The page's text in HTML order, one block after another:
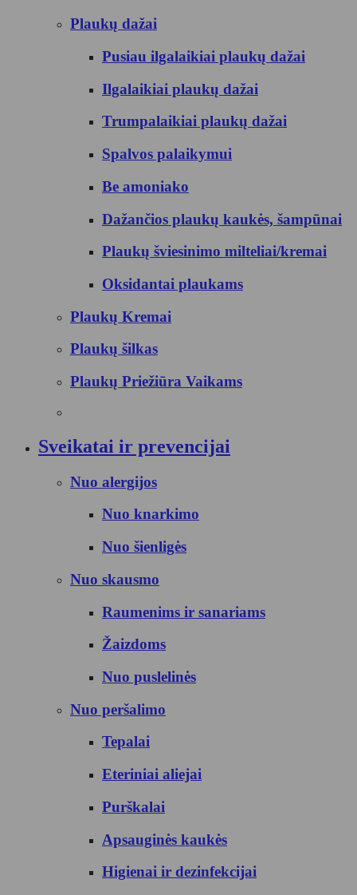
Plaukų dažai
Pusiau ilgalaikiai plaukų dažai
Ilgalaikiai plaukų dažai
Trumpalaikiai plaukų dažai
Spalvos palaikymui
Be amoniako
Dažančios plaukų kaukės, šampūnai
Plaukų šviesinimo milteliai/kremai
Oksidantai plaukams
Plaukų Kremai
Plaukų šilkas
Plaukų Priežiūra Vaikams
Sveikatai ir prevencijai
Nuo alergijos
Nuo knarkimo
Nuo šienligės
Nuo skausmo
Raumenims ir sanariams
Žaizdoms
Nuo puslelinės
Nuo peršalimo
Tepalai
Eteriniai aliejai
Purškalai
Apsauginės kaukės
Higienai ir dezinfekcijai